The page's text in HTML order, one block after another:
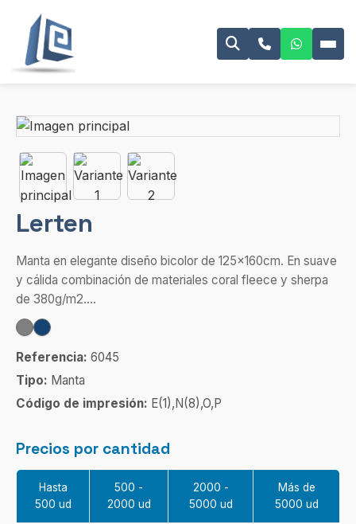
Lerten
Manta en elegante diseño bicolor de 125x160cm. En suave
y cálida combinación de materiales coral fleece y sherpa
de 380g/m2....
Referencia: 6045
Tipo: Manta
Código de impresión: E(1),N(8),O,P
Precios por cantidad
Hasta
500 ud
500 -
2000 ud
2000 -
5000 ud
Más de
5000 ud